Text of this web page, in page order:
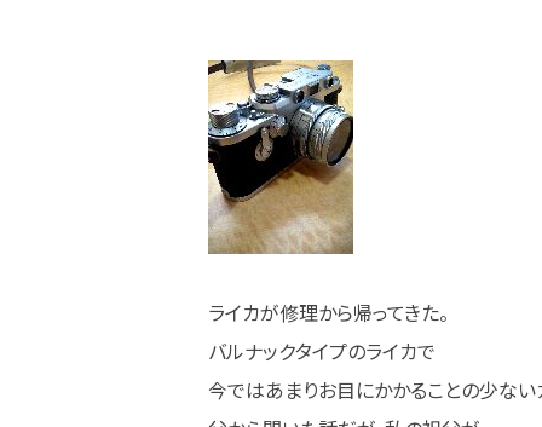
ライカが修理から帰ってきた。
バルナックタイプのライカで
今ではあまりお目にかかることの少ない